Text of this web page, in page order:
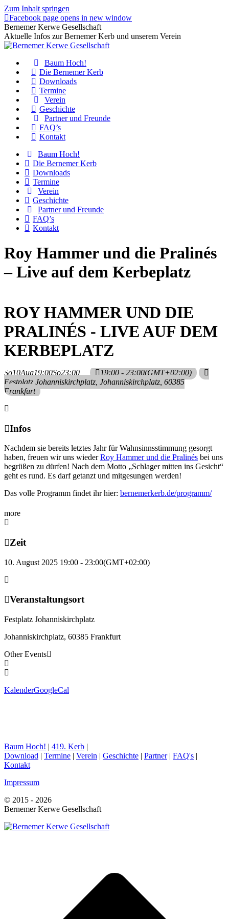
Zum Inhalt springen
Facebook page opens in new window
Bernemer Kerwe Gesellschaft
Aktuelle Infos zur Bernemer Kerb und unserem Verein
Baum Hoch!
Die Bernemer Kerb
Downloads
Termine
Verein
Geschichte
Partner und Freunde
FAQ’s
Kontakt
Baum Hoch!
Die Bernemer Kerb
Downloads
Termine
Verein
Geschichte
Partner und Freunde
FAQ’s
Kontakt
Roy Hammer und die Pralinés
– Live auf dem Kerbeplatz
ROY HAMMER UND DIE
PRALINÉS - LIVE AUF DEM
KERBEPLATZ
So10Aug19:00So23:00 19:00 - 23:00(GMT+02:00)
Festplatz Johanniskirchplatz , Johanniskirchplatz, 60385
Frankfurt
Infos
Nachdem sie bereits letztes Jahr für Wahnsinnsstimmung gesorgt
haben, freuen wir uns wiederRoy Hammer und die Pralinés bei uns
begrüßen zu dürfen! Nach dem Motto „Schlager mitten ins Gesicht“
geht es rund. Es darf getanzt und mitgesungen werden!
Das volle Programm findet ihr hier: bernemerkerb.de/programm/
more
Zeit
10. August 2025 19:00 - 23:00(GMT+02:00)
Veranstaltungsort
Festplatz Johanniskirchplatz
Johanniskirchplatz, 60385 Frankfurt
Other Events
KalenderGoogleCal
Baum Hoch! | 419. Kerb |
Download | Termine | Verein | Geschichte | Partner| FAQ's |
Kontakt
Impressum
© 2015 - 2026
Bernemer Kerwe Gesellschaft